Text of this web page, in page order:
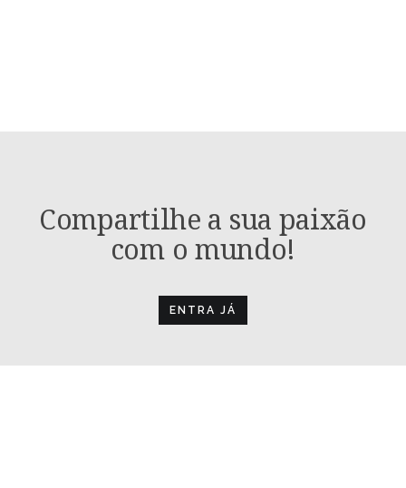
Compartilhe a sua paixão
com o mundo!
ENTRA JÁ